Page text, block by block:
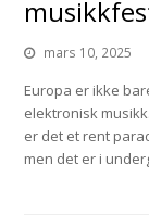
mars 10, 2025
Europa er ikke
elektronisk
er det et rent
men det er i